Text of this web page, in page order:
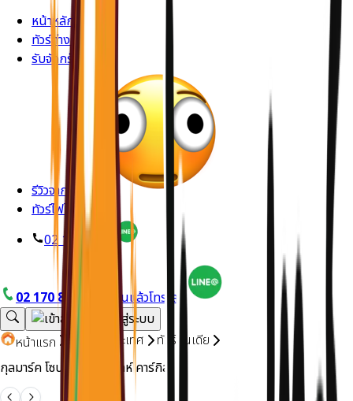
หน้าหลัก
ทัวร์ต่างประเทศ
รับจัดกรุ๊ปส่วนตัว
รีวิวจากลูกค้า
ทัวร์ไฟไหม้
02 170 8714
02 170 8714 อยากบินแล้วโทรเลย
หน้าแรก ทัวร์ต่างประเทศ
ทัวร์อินเดีย
กุลมาร์ค โซนามาร์ค ลาดักห์ คาร์กิล